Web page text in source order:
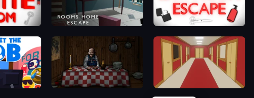
Rooms Home Escape Bathroom Escape
Little Cabin in the Woods Escape or Die 4